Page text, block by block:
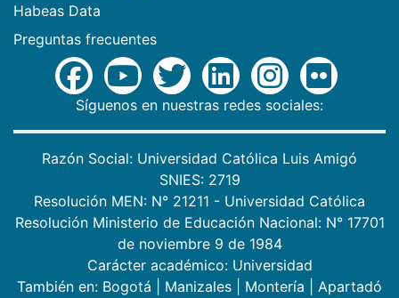
Habeas Data
Preguntas frecuentes
Síguenos en nuestras redes sociales:
Razón Social: Universidad Católica Luis Amigó
SNIES: 2719
Resolución MEN: N° 21211 - Universidad Católica
Resolución Ministerio de Educación Nacional: N° 17701
de noviembre 9 de 1984
Carácter académico: Universidad
También en: Bogotá Manizales Montería
Apartadó